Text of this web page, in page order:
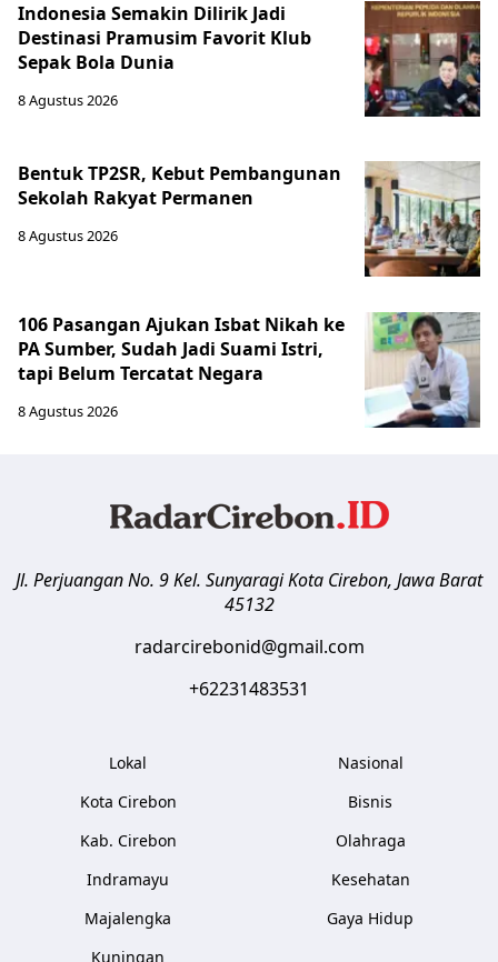
Indonesia Semakin Dilirik Jadi
Destinasi Pramusim Favorit Klub
Sepak Bola Dunia
8 Agustus 2026
Bentuk TP2SR, Kebut Pembangunan
Sekolah Rakyat Permanen
8 Agustus 2026
106 Pasangan Ajukan Isbat Nikah ke
PA Sumber, Sudah Jadi Suami Istri,
tapi Belum Tercatat Negara
8 Agustus 2026
Jl. Perjuangan No. 9 Kel. SunyaragiKota Cirebon, Jawa Barat
45132
radarcirebonid@gmail.com
+62231483531
Lokal
Kota Cirebon
Kab. Cirebon
Indramayu
Majalengka
Kuningan
Nasional
Bisnis
Olahraga
Kesehatan
Gaya Hidup